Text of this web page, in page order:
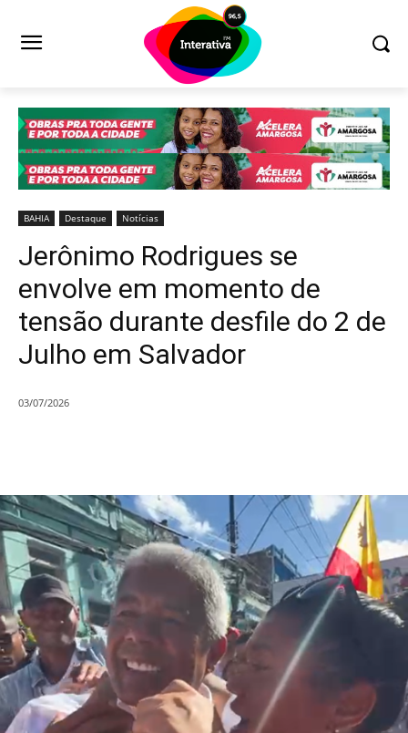
BAHIA Destaque Notícias
Jerônimo Rodrigues se
envolve em momento de
tensão durante desfile do 2 de
Julho em Salvador
03/07/2026